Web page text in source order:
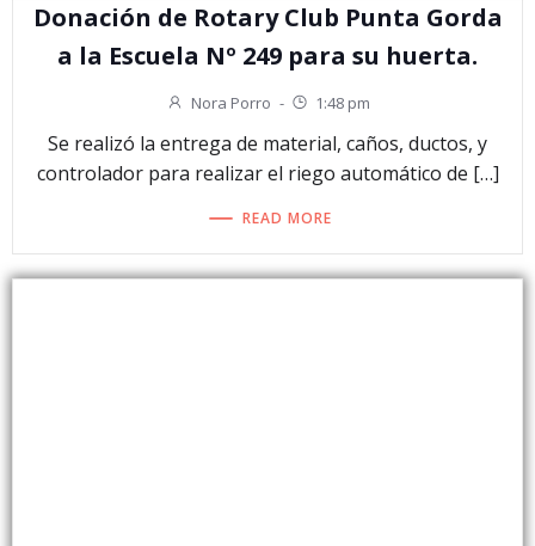
Donación de Rotary Club Punta Gorda
a la Escuela Nº 249 para su huerta.
Nora Porro - 1:48 pm
Se realizó la entrega de material, caños, ductos, y
controlador para realizar el riego automático de […]
READ MORE